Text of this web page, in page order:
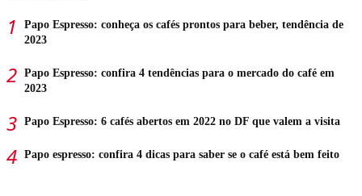
Papo Espresso: conheça os cafés prontos para beber, tendência de
2023
Papo Espresso: confira 4 tendências para o mercado do café em
2023
Papo Espresso: 6 cafés abertos em 2022 no DF que valem a visita
Papo espresso: confira 4 dicas para saber se o café está bem feito